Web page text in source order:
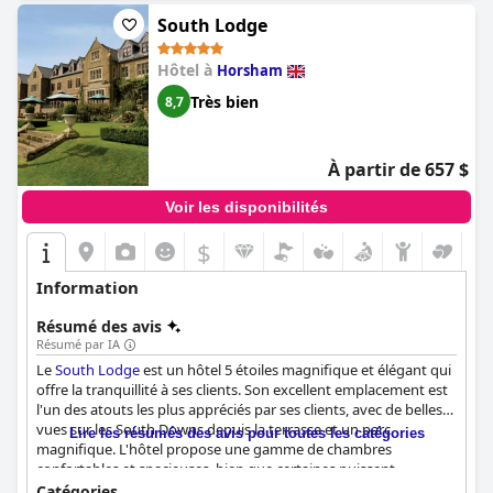
baignade rafraîchissante dans la mer. En résumé, le Bailiffscourt
Hotel & Spa est une escapade unique et enchanteresse qui vous
laissera un sentiment de rajeunissement et d'inspiration.
South Lodge
Hôtel à Horsham
8,7 Très bien
À partir de 657 $
Voir les disponibilités
$
Information
Résumé des avis
Résumé par IA
LeSouth Lodgeest un hôtel 5 étoiles magnifique et élégant qui
offre la tranquillité à ses clients. Son excellent emplacement est
l'un des atouts les plus appréciés par ses clients, avec de belles
vues sur les South Downs depuis la terrasse et un parc
magnifique. L'hôtel propose une gamme de chambres
confortables et spacieuses, bien que certaines puissent
nécessiter des améliorations ou un entretien. Les clients ont eu
Lire les résumés des avis pour toutes les catégories